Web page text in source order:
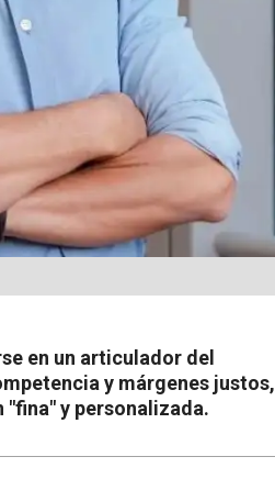
en un articulador del
y márgenes justos,
y personalizada.